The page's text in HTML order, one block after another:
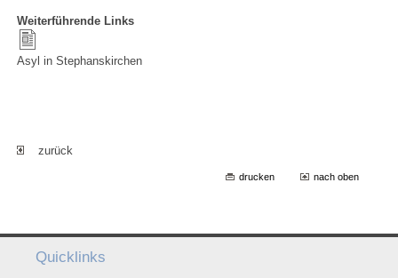
Weiterführende Links
Asyl in Stephanskirchen
zurück
drucken nach oben
Quicklinks